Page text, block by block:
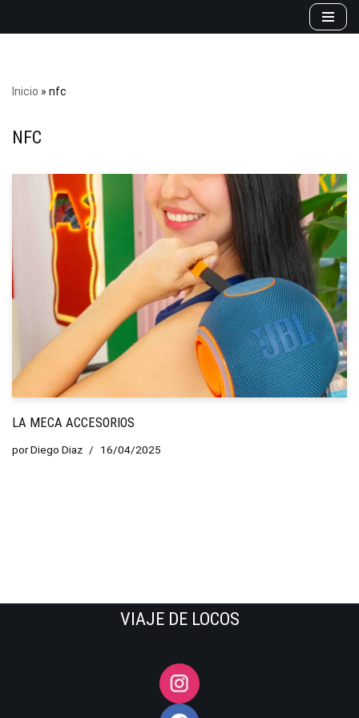
Inicio » nfc
NFC
LA MECA ACCESORIOS
porDiego Diaz 16/04/2025
VIAJE DE LOCOS